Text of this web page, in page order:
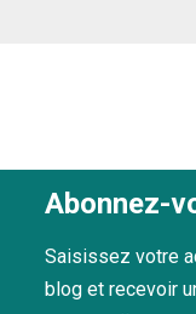
Abonnez-
Saisissez votre
blog et recevoir